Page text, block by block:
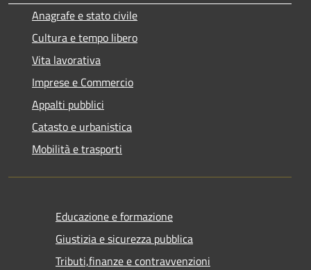
Anagrafe e stato civile
Cultura e tempo libero
Vita lavorativa
Imprese e Commercio
Appalti pubblici
Catasto e urbanistica
Mobilità e trasporti
Educazione e formazione
Giustizia e sicurezza pubblica
Tributi,finanze e contravvenzioni